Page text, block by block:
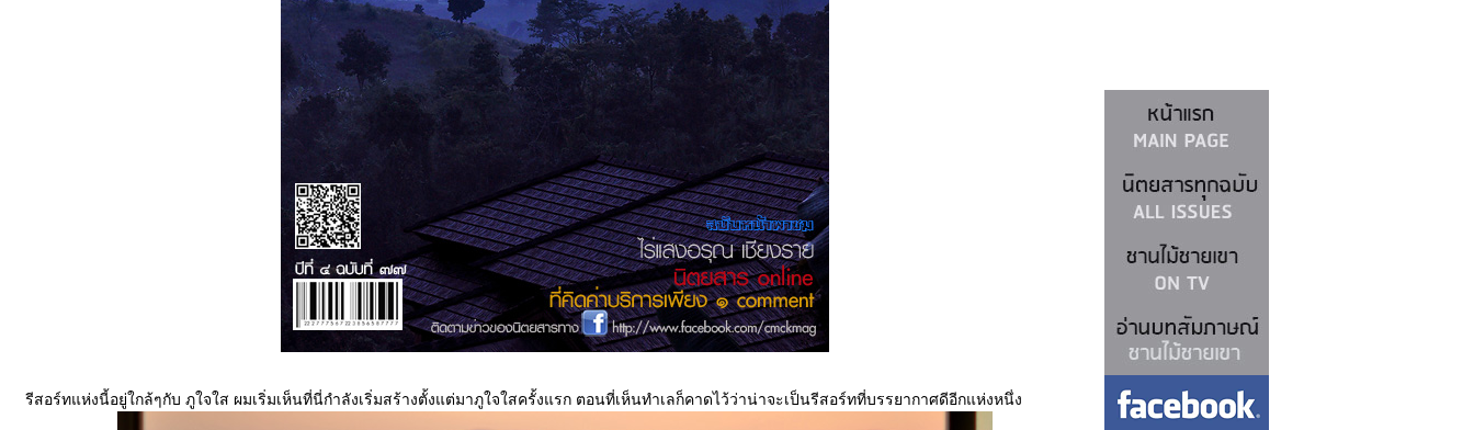
รีสอร์ทแห่งนี้อยู่ใกล้ๆกับ ภูใจใส ผมเริ่มเห็นที่นี่กำลังเริ่มสร้างตั้งแต่มาภูใจใสครั้งแรก ตอนที่เห็นทำเลก็คาดไว้ว่าน่าจะเป็นรีสอร์ทที่บรรยากาศดีอีกแห่งหนึ่ง